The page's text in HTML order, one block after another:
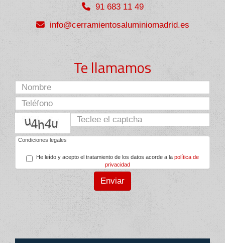
91 683 11 49
info
cerramientosaluminiomadrid.es
Te llamamos
captcha
Condiciones legales
He leído y acepto el tratamiento de los datos acorde a la política de
privacidad
Enviar